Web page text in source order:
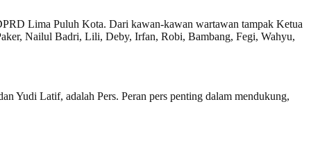
Lima Puluh Kota. Dari kawan-kawan wartawan tampak Ketua
Nailul Badri, Lili, Deby, Irfan, Robi, Bambang, Fegi, Wahyu,
Yudi Latif, adalah Pers. Peran pers penting dalam mendukung,